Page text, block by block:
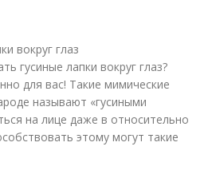
вокруг глаз
гусиные лапки вокруг глаз?
для вас! Такие мимические
называют «гусиными
на лице даже в относительно
этому могут такие